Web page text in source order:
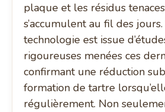
plaque et les résidus
s’accumulent au fil des
technologie est issue
rigoureuses menées ces
confirmant une réduction
formation de tartre
régulièrement. Non